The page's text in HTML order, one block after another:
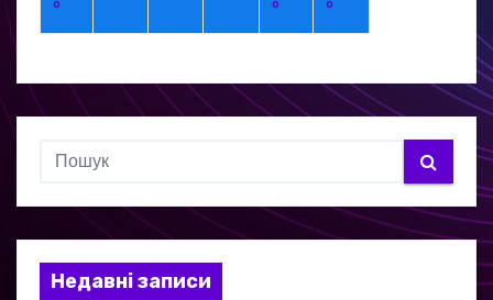
° ° °
Недавні записи